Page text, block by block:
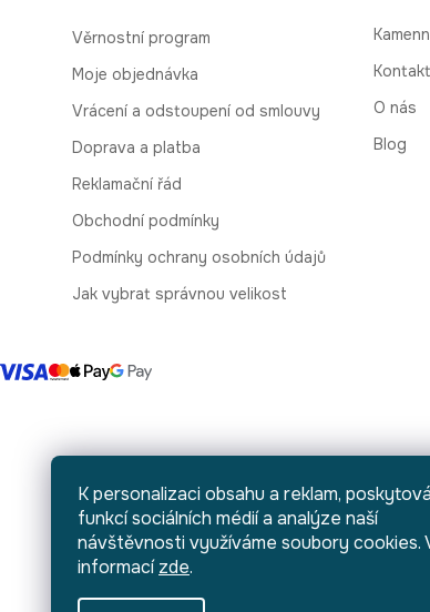
K personalizaci obsahu a reklam,
funkcí sociálních médií a analýze naší
návštěvnosti využíváme soubory cookies.
informacízde.
Věrnostní program
Moje objednávka
Vrácení a odstoupení od smlouvy
Doprava a platba
Reklamační řád
Obchodní podmínky
Podmínky ochrany osobních údajů
Jak vybrat správnou velikost
O nás
Blog